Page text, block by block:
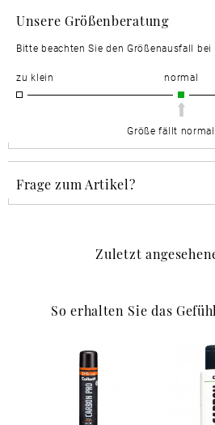
Unsere Größenberatung
Bitte beachten Sie den Größenausfall
zu klein normal
Größe fällt
Frage zum Artikel?
Zuletzt
So erhalten Sie das